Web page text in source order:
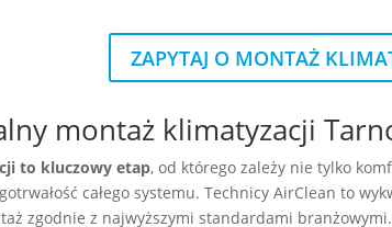
ZAPYTAJ O MONTAŻ
montaż klimatyzacji
to kluczowy etap, od którego zależy nie tylko
całego systemu. Technicy AirClean to
zgodnie z najwyższymi standardami branżowymi.